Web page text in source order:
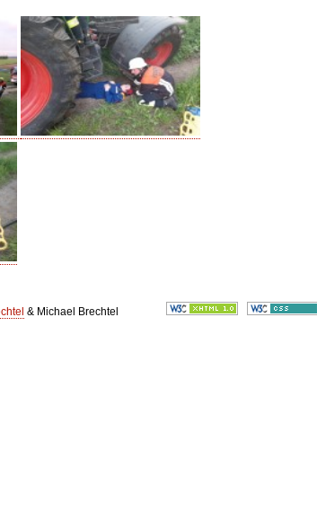
& Michael Brechtel